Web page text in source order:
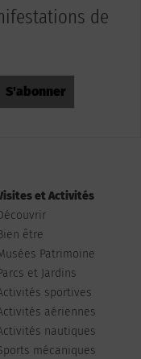
de
et Activités
être
Patrimoine
et Jardins
sportives
aériennes
nautiques
mécaniques